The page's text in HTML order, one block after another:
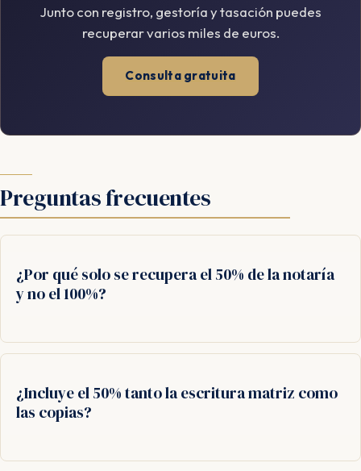
Junto con registro, gestoría y tasación puedes
recuperar varios miles de euros.
Consulta gratuita
Preguntas frecuentes
¿Por qué solo se recupera el 50% de la notaría
y no el 100%?
¿Incluye el 50% tanto la escritura matriz como
las copias?